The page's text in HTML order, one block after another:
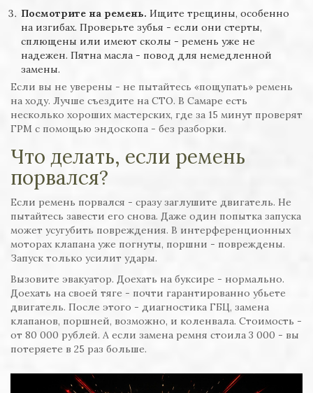
Посмотрите на ремень. Ищите трещины, особенно
на изгибах. Проверьте зубья - если они стерты,
сплющены или имеют сколы - ремень уже не
надежен. Пятна масла - повод для немедленной
замены.
Если вы не уверены - не пытайтесь «пощупать» ремень
на ходу. Лучше съездите на СТО. В Самаре есть
несколько хороших мастерских, где за 15 минут проверят
ГРМ с помощью эндоскопа - без разборки.
Что делать, если ремень
порвался?
Если ремень порвался - сразу заглушите двигатель. Не
пытайтесь завести его снова. Даже один попытка запуска
может усугубить повреждения. В интерференционных
моторах клапана уже погнуты, поршни - повреждены.
Запуск только усилит удары.
Вызовите эвакуатор. Доехать на буксире - нормально.
Доехать на своей тяге - почти гарантированно убьете
двигатель. После этого - диагностика ГБЦ, замена
клапанов, поршней, возможно, и коленвала. Стоимость -
от 80 000 рублей. А если замена ремня стоила 3 000 - вы
потеряете в 25 раз больше.